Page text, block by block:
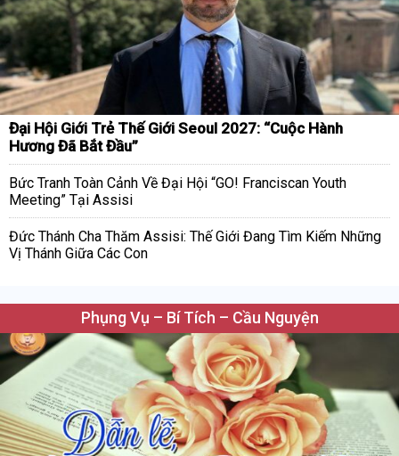
Đại Hội Giới Trẻ Thế Giới Seoul 2027: “Cuộc Hành
Hương Đã Bắt Đầu”
Bức Tranh Toàn Cảnh Về Đại Hội “GO! Franciscan Youth
Meeting” Tại Assisi
Đức Thánh Cha Thăm Assisi: Thế Giới Đang Tìm Kiếm Những
Vị Thánh Giữa Các Con
Phụng Vụ – Bí Tích – Cầu Nguyện